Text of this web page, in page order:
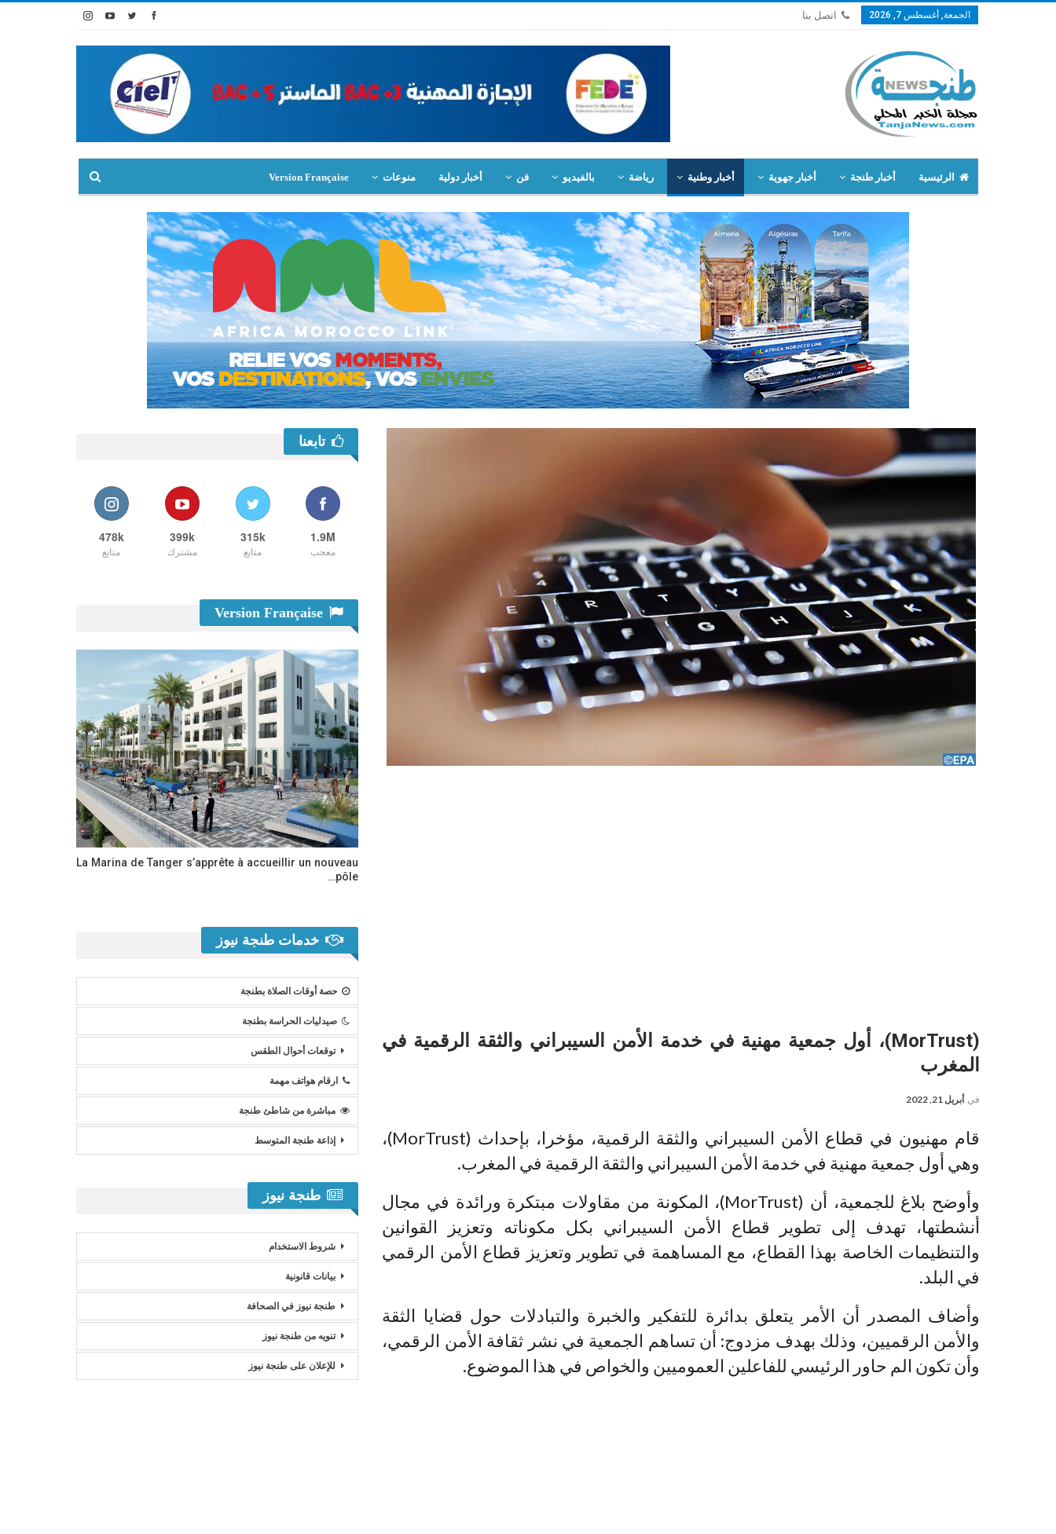
الجمعة, أغسطس 7, 2026 اتصل بنا
الرئيسية أخبار طنجة أخبار جهوية أخبار وطنية رياضة بالفيديو فن أخبار دولية منوعات Version Française
(MorTrust)، أول جمعية مهنية في خدمة الأمن السيبراني والثقة الرقمية في
المغرب
في أبريل 21, 2022
قام مهنيون في قطاع الأمن السيبراني والثقة الرقمية، مؤخرا، بإحداث (MorTrust)،
وهي أول جمعية مهنية في خدمة الأمن السيبراني والثقة الرقمية في المغرب.
وأوضح بلاغ للجمعية، أن (MorTrust)، المكونة من مقاولات مبتكرة ورائدة في مجال
أنشطتها، تهدف إلى تطوير قطاع الأمن السيبراني بكل مكوناته وتعزيز القوانين
والتنظيمات الخاصة بهذا القطاع، مع المساهمة في تطوير وتعزيز قطاع الأمن الرقمي
في البلد.
وأضاف المصدر أن الأمر يتعلق بدائرة للتفكير والخبرة والتبادلات حول قضايا الثقة
والأمن الرقميين، وذلك بهدف مزدوج: أن تساهم الجمعية في نشر ثقافة الأمن الرقمي،
وأن تكون الم حاور الرئيسي للفاعلين العموميين والخواص في هذا الموضوع.
تابعنا
1.9M
معجب
315k
متابع
399k
مشترك
478k
متابع
La Marina de Tanger s’apprête à accueillir un nouveau
pôle…
خدمات طنجة نيوز
حصة أوقات الصلاة بطنجة
صيدليات الحراسة بطنجة
توقعات أحوال الطقس
ارقام هواتف مهمة
مباشرة من شاطئ طنجة
إذاعة طنجة المتوسط
طنجة نيوز
شروط الاستخدام
بيانات قانونية
طنجة نيوز في الصحافة
تنويه من طنجة نيوز
للإعلان على طنجة نيوز